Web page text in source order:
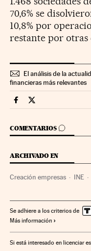
70,6% se
10,8% por
restante por otras
El análisis de la
financieras más relevantes
Economia Cinco Días
Economia Cinco
COMENTARIOS
IR A LOS
ARCHIVADO EN
Creación empresas INE
Administración pública
Se adhiere a los criterios de
Más información
Si está interesado en licenciar